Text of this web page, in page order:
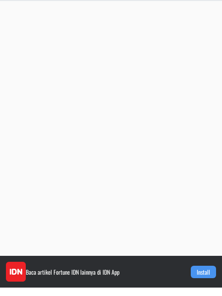
Baca artikel Fortune IDNlainnya di IDN App Install